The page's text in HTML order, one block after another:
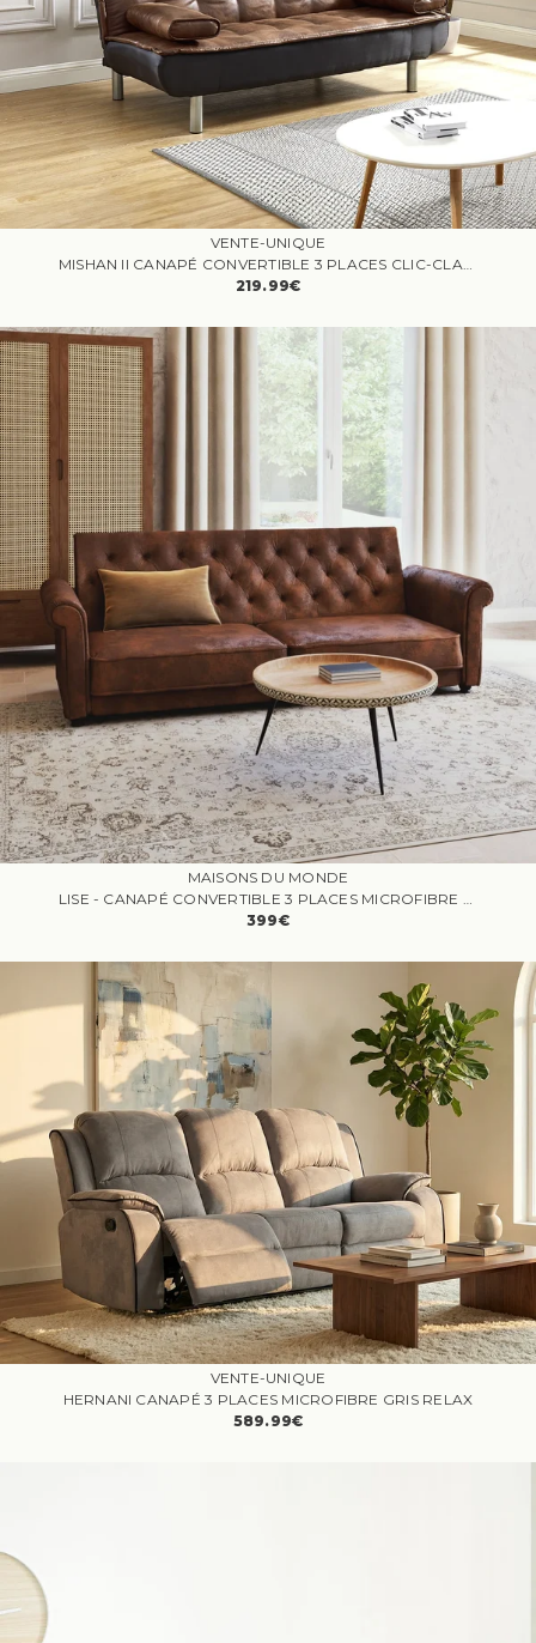
VENTE-UNIQUE
MISHAN II CANAPÉ CONVERTIBLE 3 PLACES CLIC-CLAC MICROFIBRE VIEILLI MARRON
219.99€
MAISONS DU MONDE
LISE - CANAPÉ CONVERTIBLE 3 PLACES MICROFIBRE MARRON
399€
VENTE-UNIQUE
HERNANI CANAPÉ 3 PLACES MICROFIBRE GRIS RELAX
589.99€